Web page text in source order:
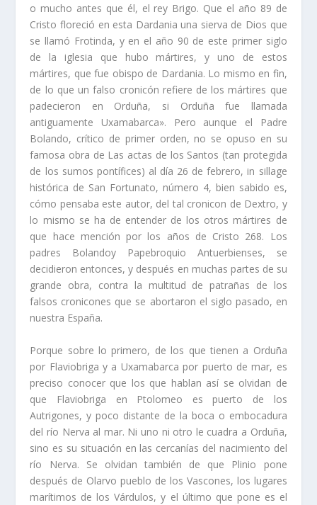
o mucho antes que él, el rey Brigo. Que el año 89 de
Cristo floreció en esta Dardania una sierva de Dios que
se llamó Frotinda, y en el año 90 de este primer siglo
de la iglesia que hubo mártires, y uno de estos
mártires, que fue obispo de Dardania. Lo mismo en fin,
de lo que un falso cronicón refiere de los mártires que
padecieron en Orduña, si Orduña fue lla­mada
antiguamente Uxamabarca». Pero aunque el Padre
Bolando, crí­tico de primer orden, no se opuso en su
famosa obra de Las actas de los Santos (tan protegida
de los sumos pontí­fices) al dí­a 26 de febrero, in sillage
histórica de San Fortunato, número 4, bien sabido es,
cómo pensaba este autor, del tal cronicon de Dextro, y
lo mismo se ha de entender de los otros mártires de
que hace mención por los años de Cristo 268. Los
padres Bolandoy Papebroquio Antuerbienses, se
decidieron entonces, y después en muchas partes de su
grande obra, contra la multitud de patrañas de los
falsos croni­cones que se abortaron el siglo pasado, en
nuestra España.
Porque sobre lo primero, de los que tienen a Orduña
por Flaviobriga y a Uxamabarca por puerto de mar, es
preciso conocer que los que hablan así­ se olvidan de
que Flaviobriga en Ptolomeo es puerto de los
Autrigones, y poco distante de la boca o embocadura
del rí­o Nerva al mar. Ni uno ni otro le cuadra a Orduña,
sino es su situación en las cercaní­as del nacimiento del
rí­o Nerva. Se olvidan también de que Plinio pone
después de Olarvo pueblo de los Vascones, los lugares
marí­timos de los Várdulos, y el último que pone es el